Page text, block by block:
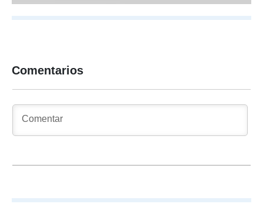
Comentarios